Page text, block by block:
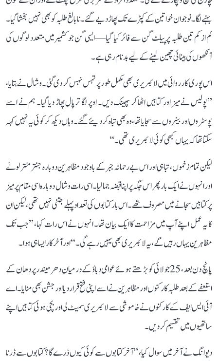
بہنے لگا۔ نوجوان خواتین کے کپڑے تک پھاڑ دیے گئے۔ نابالغ طلبہ کو بھی نہیں بخشا گیا۔
کم از کم تین طلبہ پر پیلٹ گن سے فائر کیا گیا—ایسی گن جو کشمیر میں متعدد لوگوں کی
آنکھوں کی بینائی چھین لینے کے لیے بدنام رہی ہے۔
اس پوری کارروائی میں لائبریری بھی مکمل طور پر تہس نہس کر دی گئی۔ وشال نے بتایا،
’’پولیس نے میز اور کتابیں اٹھا کر پھینک دیں۔ اوپر لگا ترپال پھاڑ دیا گیا۔ ہم نے اسے
پوسٹروں اور بینروں سے سجایا تھا، وہ بھی تباہ کر دیئے گئے۔ وہاں دیکھ کر کوئی یہ نہیں کہہ
سکتا تھا کہ یہاں کبھی کوئی لائبریری تھی۔‘‘
لیکن تمام زخموں، تباہی اور اس بے رحمانہ جبر کے باوجود مظاہرین دوبارہ جنتر منتر لوٹے
اور انہوں نے ایک بار پھر اس جگہ پر اپنا قبضہ جما لیا۔ اسی رات وشال دوبارہ اسی مقام پر میز
پر کتابیں سجانے میں مصروف تھے۔ اس بار کتابوں کی تعداد پہلے جتنی نہیں تھی، لیکن ان
کا یہ عمل اپنے آپ میں مزاحمت کا ایک بیان تھا۔ انہوں نے اس رات کہا، ’’جب تک
مظاہرین یہاں رہیں گے، یہ لائبریری بھی یہیں رہے گی۔‘‘ اور آخرکار ایسا ہی ہوا۔
پانچ دن بعد، 25 جولائی کو بڑھتے ہوئے عوامی دباؤ کے درمیان دھرمیندر پردھان کے
استعفے کے بعد طلبہ کارکنوں اور مظاہرین نے اسے اپنی فتح قرار دیا اور جشن بھی منایا۔ اے
آئی ایس ایف کے کارکنوں نے خاموشی سے لائبریری سمیٹ لی اور بچی ہوئی کتابیں اپنے
ساتھیوں میں تقسیم کردیں۔
دیوانگ نے آخر میں سوال کیا، ’’آخر کتابوں سے کوئی کیوں ڈرے گا؟ کتابوں سے ڈرنا